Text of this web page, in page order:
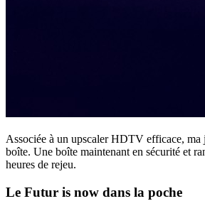
Associée à un upscaler HDTV efficace, ma
boîte. Une boîte maintenant en sécurité et
heures de rejeu.
Le Futur is now dans la poche